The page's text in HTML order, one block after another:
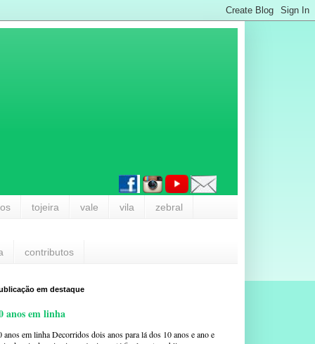
tojeira vale vila zebral
contributos
em destaque
anos em linha
anos em linha Decorridos dois anos para lá dos 10 anos e ano e